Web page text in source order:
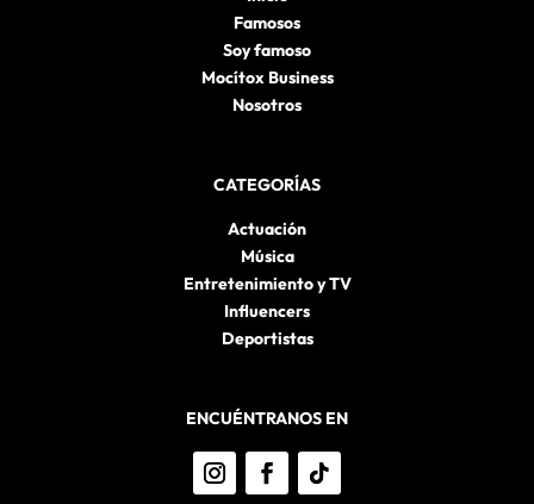
Famosos
Soy famoso
Mocítox Business
Nosotros
CATEGORÍAS
Actuación
Música
Entretenimiento y TV
Influencers
Deportistas
ENCUÉNTRANOS EN